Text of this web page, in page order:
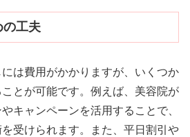
の工夫
は費用がかかりますが、いくつか
とが可能です。例えば、美容院が
キャンペーンを活用することで、
受けられます。また、平日割引や